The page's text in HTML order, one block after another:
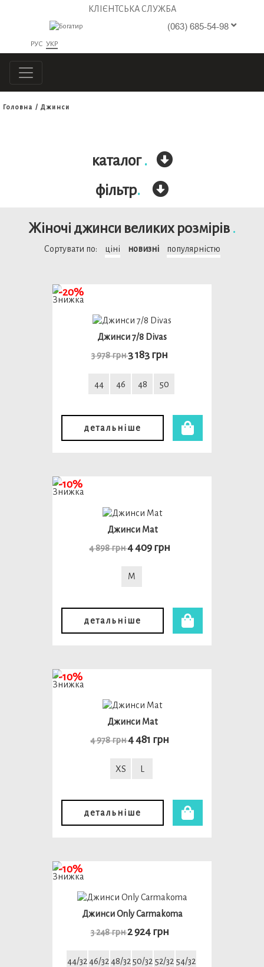
КЛІЄНТСЬКА СЛУЖБА
(063) 685-54-98
РУС УКР
Головна Джинси
каталог.
фільтр.
Жіночі джинси великих розмірів .
Сортувати по: ціні новизні популярністю
Джинси 7/8 Divas
3 978 грн 3 183 грн
44 46 48 50
детальніше
-20%
Джинси Mat
4 898 грн4 409 грн
M
детальніше
-10%
Джинси Mat
4 978 грн4 481 грн
XS L
детальніше
-10%
Джинси Only Carmakoma
3 248 грн2 924 грн
44/32 46/32 48/32 50/32 52/32 54/32
-10%